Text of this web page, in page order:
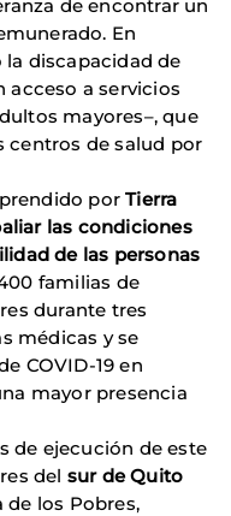
de encontrar un
En
discapacidad de
a servicios
mayores–, que
centros de salud por
por Tierra
las condiciones
de las personas
familias de
durante tres
médicas y se
COVID-19 en
mayor presencia
de ejecución de este
del sur de Quito
de los Pobres,